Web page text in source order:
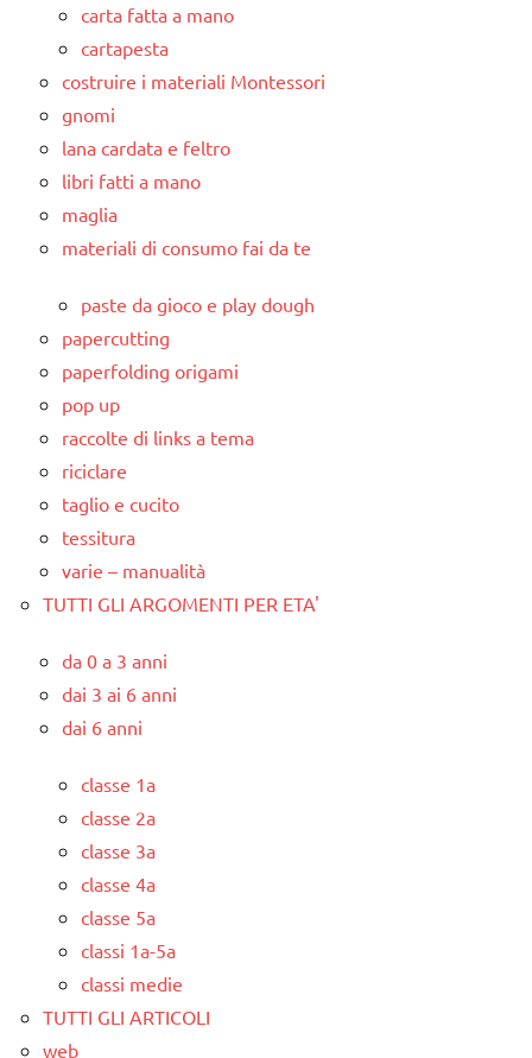
carta fatta a mano
cartapesta
costruire i materiali Montessori
gnomi
lana cardata e feltro
libri fatti a mano
maglia
materiali di consumo fai da te
paste da gioco e play dough
papercutting
paperfolding origami
pop up
raccolte di links a tema
riciclare
taglio e cucito
tessitura
varie – manualità
TUTTI GLI ARGOMENTI PER ETA'
da 0 a 3 anni
dai 3 ai 6 anni
dai 6 anni
classe 1a
classe 2a
classe 3a
classe 4a
classe 5a
classi 1a-5a
classi medie
TUTTI GLI ARTICOLI
web